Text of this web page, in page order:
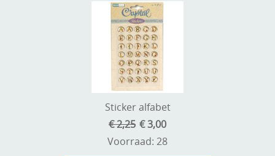
Sticker alfabet
€ 2,25 € 3,00
Voorraad: 28